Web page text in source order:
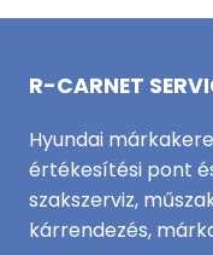
R-CARNET
Hyundai
értékesítési pont
szakszerviz,
kárrendezés,